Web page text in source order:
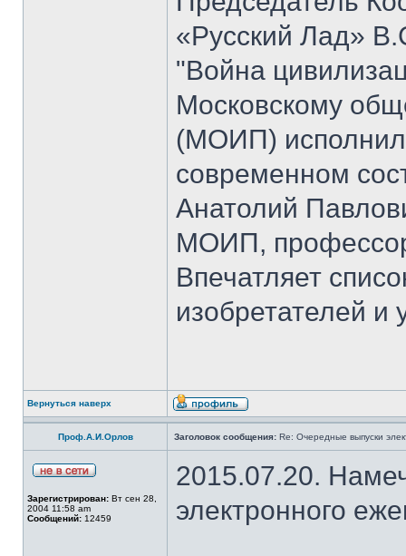
«Русский Лад»
"Война
Московскому
(МОИП)
современном
Анатолий
МОИП,
Впечатляет
изобретателей и
Вернуться наверх
Проф.А.И.Орлов Заголовок сообщения: Re: Очередные выпуски
Зарегистрирован: Вт сен 28,
2004 11:58 am
Сообщений: 12459
2015.07.20.
электронного